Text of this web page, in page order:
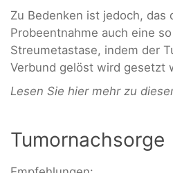
Zu Bedenken ist jedoch, das
Probeentnahme auch eine
Streumetastase, indem der
Verbund gelöst wird gesetzt
Lesen Sie hier mehr zu
Tumornachsorge